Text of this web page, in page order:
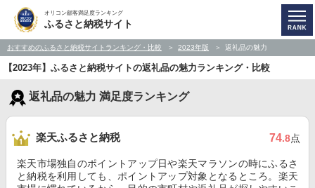
オリコン顧客満足度ランキング
ふるさと納税サイト
おすすめのふるさと納税サイトランキング・比較 2023年版 返礼品の魅力
【2023年】ふるさと納税サイトの返礼品の魅力ランキング・比較
返礼品の魅力 満足度ランキング
楽天ふるさと納税 74.8点
楽天市場独自のポイントアップ日や楽天マラソンの時にふるさ
と納税を利用しても、ポイントアップ対象となるところ。楽天